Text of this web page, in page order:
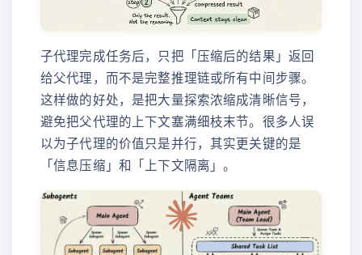
子代理完成任务后，只把「压缩后的结果」返回
给父代理，而不是完整推理链或所有中间步骤。
这样做的好处，是把大量探索浓缩成清晰信号，
避免把父代理的上下文塞满细枝末节。很多人误
以为子代理的价值只是并行，其实更关键的是
「信息压缩」和「上下文隔离」。